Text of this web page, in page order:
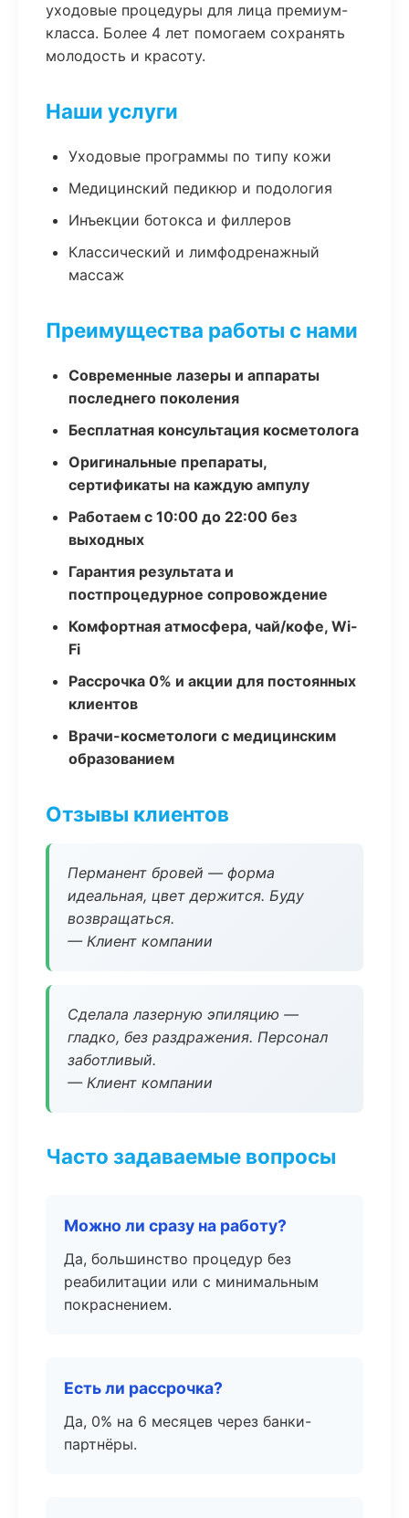
уходовые процедуры для лица премиум-
класса. Более 4 лет помогаем сохранять
молодость и красоту.
Наши услуги
Уходовые программы по типу кожи
Медицинский педикюр и подология
Инъекции ботокса и филлеров
Классический и лимфодренажный
массаж
Преимущества работы с нами
Современные лазеры и аппараты
последнего поколения
Бесплатная консультация косметолога
Оригинальные препараты,
сертификаты на каждую ампулу
Работаем с 10:00 до 22:00 без
выходных
Гарантия результата и
постпроцедурное сопровождение
Комфортная атмосфера, чай/кофе, Wi-
Fi
Рассрочка 0% и акции для постоянных
клиентов
Врачи-косметологи с медицинским
образованием
Отзывы клиентов
Перманент бровей — форма
идеальная, цвет держится. Буду
возвращаться.
— Клиент компании
Сделала лазерную эпиляцию —
гладко, без раздражения. Персонал
заботливый.
— Клиент компании
Часто задаваемые вопросы
Можно ли сразу на работу?
Да, большинство процедур без
реабилитации или с минимальным
покраснением.
Есть ли рассрочка?
Да, 0% на 6 месяцев через банки-
партнёры.